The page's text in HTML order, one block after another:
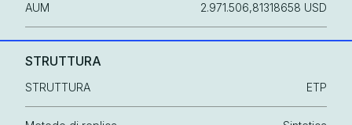
AUM 2.971.506,81318658 USD
STRUTTURA
STRUTTURA ETP